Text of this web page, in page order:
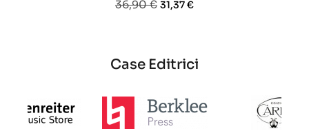
Prezzo
36,90 € Prezzo
31,37 €
Case Editrici